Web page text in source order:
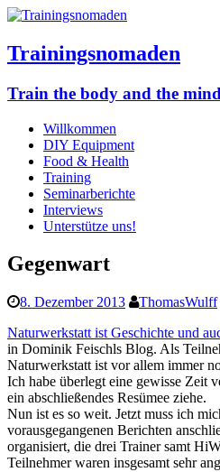
Trainingsnomaden
Train the body and the
Willkommen
DIY Equipment
Food & Health
Training
Seminarberichte
Interviews
Unterstütze uns!
Gegenwart
8. Dezember 2013 ThomasWulff
Naturwerkstatt ist Geschichte und
in Dominik Feischls Blog. Als
Naturwerkstatt ist vor allem immer
Ich habe überlegt eine gewisse Zeit
ein abschließendes Resümee ziehe.
Nun ist es so weit. Jetzt muss ich
vorausgegangenen Berichten
organisiert, die drei Trainer samt
Teilnehmer waren insgesamt sehr